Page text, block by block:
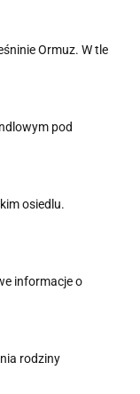
Ormuz. W tle
pod
osiedlu.
informacje o
rodziny